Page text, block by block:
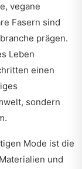
vegane
Fasern sind
prägen.
Leben
einen
sondern
Mode ist die
und